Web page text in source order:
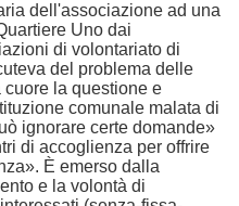
dell'associazione ad una
Uno dai
di volontariato di
del problema delle
la questione e
comunale malata di
ignorare certe domande»
di accoglienza per offrire
È emerso dalla
e la volontà di